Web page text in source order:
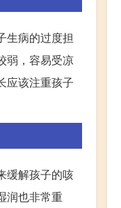
生病的过度担
弱，容易受凉
应该注重孩子
缓解孩子的咳
润也非常重